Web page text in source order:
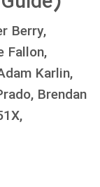
Berry,
Fallon,
Karlin,
Brendan